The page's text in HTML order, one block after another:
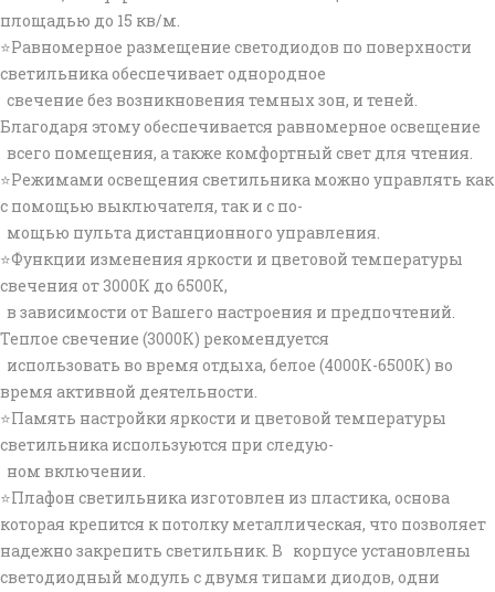
площадью до 15 кв/м.
⭐Равномерное размещение светодиодов по поверхности
светильника обеспечивает однородное
свечение без возникновения темных зон, и теней.
Благодаря этому обеспечивается равномерное освещение
всего помещения, а также комфортный свет для чтения.
⭐Режимами освещения светильника можно управлять как
с помощью выключателя, так и с по-
мощью пульта дистанционного управления.
⭐Функции изменения яркости и цветовой температуры
свечения от 3000К до 6500К,
в зависимости от Вашего настроения и предпочтений.
Теплое свечение (3000К) рекомендуется
использовать во время отдыха, белое (4000К-6500К) во
время активной деятельности.
⭐Память настройки яркости и цветовой температуры
светильника используются при следую-
ном включении.
⭐Плафон светильника изготовлен из пластика, основа
которая крепится к потолку металлическая, что позволяет
надежно закрепить светильник. В корпусе установлены
светодиодный модуль с двумя типами диодов, одни